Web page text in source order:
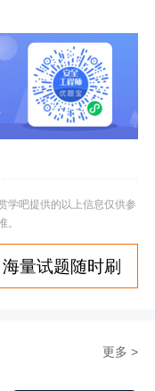
学吧提供的以上信息仅供参
。
量试题随时刷
更多 >